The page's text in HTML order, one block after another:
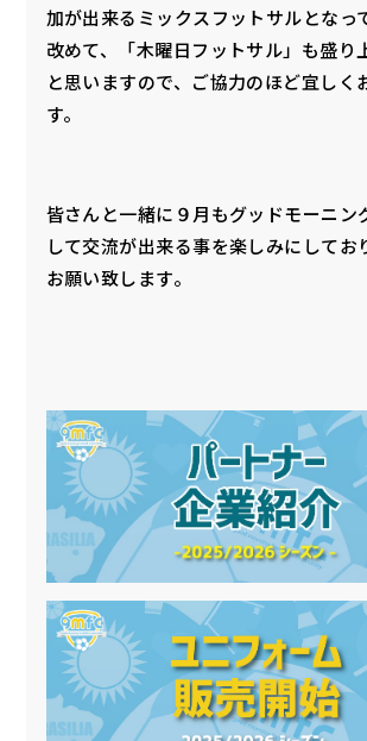
加が出来るミックスフットサルとなっ
改めて、「木曜日フットサル」も盛り
と思いますので、ご協力のほど宜しく
す。
皆さんと一緒に９月もグッドモーニン
して交流が出来る事を楽しみにしてお
お願い致します。